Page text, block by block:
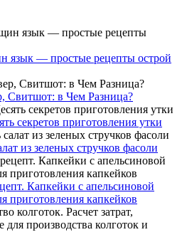
язык — простые рецепты острой
Свитшот: в Чем Разница?
секретов приготовления утки
из зеленых стручков фасоли
Капкейки с апельсиновой
приготовления капкейков